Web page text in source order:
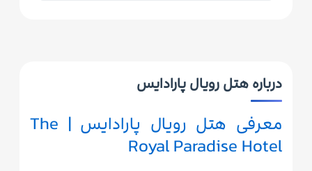
درباره هتل رویال پارادایس
معرفی هتل رویال پارادایس | The
Royal Paradise Hotel